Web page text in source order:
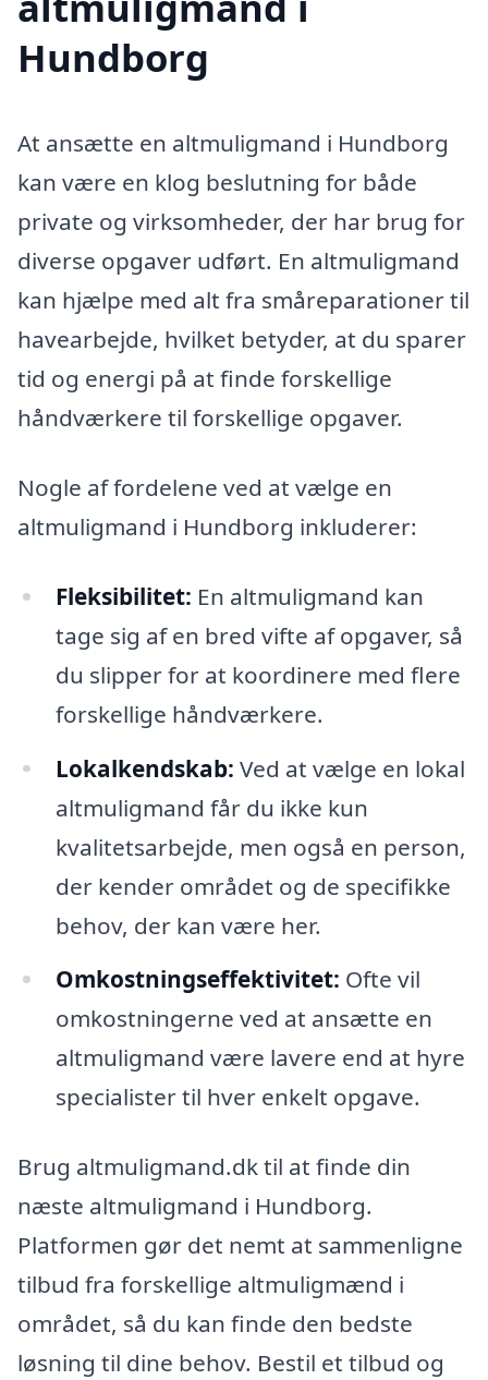
Hundborg
At ansætte en altmuligmand i Hundborg
kan være en klog beslutning for både
private og virksomheder, der har brug for
diverse opgaver udført. En altmuligmand
kan hjælpe med alt fra småreparationer til
havearbejde, hvilket betyder, at du sparer
tid og energi på at finde forskellige
håndværkere til forskellige opgaver.
Nogle af fordelene ved at vælge en
altmuligmand i Hundborg inkluderer:
Fleksibilitet: En altmuligmand kan
tage sig af en bred vifte af opgaver, så
du slipper for at koordinere med flere
forskellige håndværkere.
Lokalkendskab: Ved at vælge en lokal
altmuligmand får du ikke kun
kvalitetsarbejde, men også en person,
der kender området og de specifikke
behov, der kan være her.
Omkostningseffektivitet: Ofte vil
omkostningerne ved at ansætte en
altmuligmand være lavere end at hyre
specialister til hver enkelt opgave.
Brug altmuligmand.dk til at finde din
næste altmuligmand i Hundborg.
Platformen gør det nemt at sammenligne
tilbud fra forskellige altmuligmænd i
området, så du kan finde den bedste
løsning til dine behov. Bestil et tilbud og